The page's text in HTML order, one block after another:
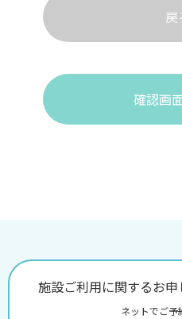
戻
確認画
施設ご利用に関するお
ネットでご予